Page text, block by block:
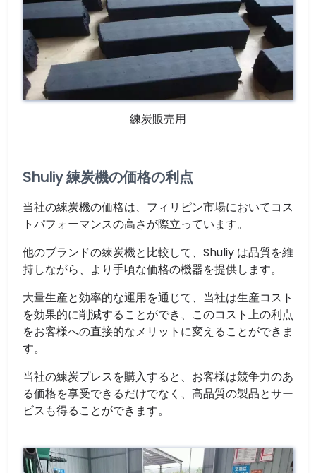
練炭販売用
Shuliy 練炭機の価格の利点
当社の練炭機の価格は、フィリピン市場においてコス
トパフォーマンスの高さが際立っています。
他のブランドの練炭機と比較して、Shuliy は品質を維
持しながら、より手頃な価格の機器を提供します。
大量生産と効率的な運用を通じて、当社は生産コスト
を効果的に削減することができ、このコスト上の利点
をお客様への直接的なメリットに変えることができま
す。
当社の練炭プレスを購入すると、お客様は競争力のあ
る価格を享受できるだけでなく、高品質の製品とサー
ビスも得ることができます。